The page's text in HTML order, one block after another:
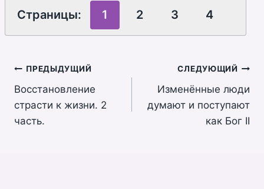
Страницы: 1 2 3 4
Навигация
по
записям
ПРЕДЫДУЩИЙ
Восстановление
страсти к жизни. 2
часть.
СЛЕДУЮЩИЙ
Изменённые люди
думают и поступают
как Бог II